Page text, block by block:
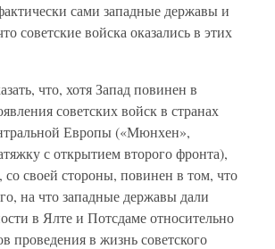
сами западные державы и
советские войска оказались в этих
что, хотя Запад повинен в
советских войск в странах
Европы («Мюнхен»,
с открытием второго фронта),
своей стороны, повинен в том, что
на что западные державы дали
в Ялте и Потсдаме относительно
проведения в жизнь советского